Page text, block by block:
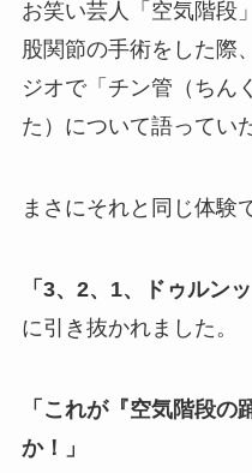
お笑い芸人「空気階段
股関節の手術をした際
ジオで「チン管（ちん
た）について語ってい
まさにそれと同じ体験
「3、2、1、ドゥルンッ
に引き抜かれました。
「これが『空気階段
か！」